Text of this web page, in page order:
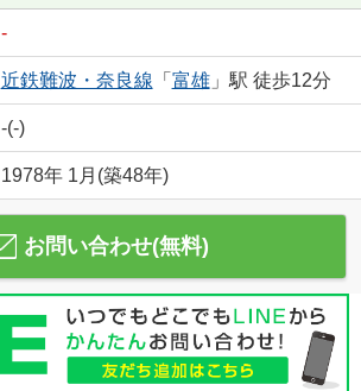
-
近鉄難波・奈良線 「 富雄」駅 徒歩12分
-(-)
1978年 1月(築48年)
お問い合わせ(無料)